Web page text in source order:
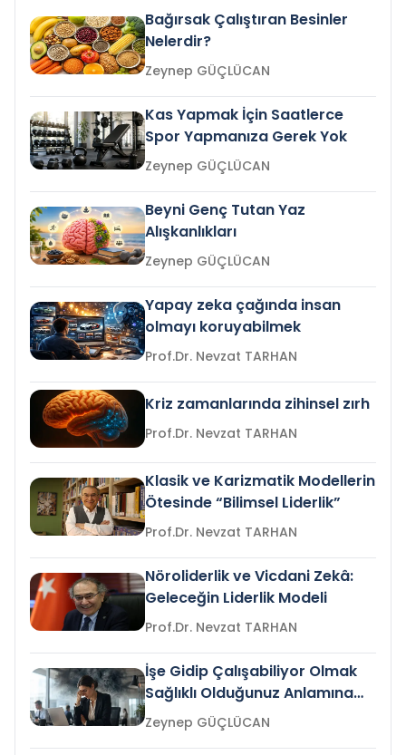
Bağırsak Çalıştıran Besinler
Nelerdir?
Zeynep GÜÇLÜCAN
Kas Yapmak İçin Saatlerce
Spor Yapmanıza Gerek Yok
Zeynep GÜÇLÜCAN
Beyni Genç Tutan Yaz
Alışkanlıkları
Zeynep GÜÇLÜCAN
Yapay zeka çağında insan
olmayı koruyabilmek
Prof.Dr. Nevzat TARHAN
Kriz zamanlarında zihinsel zırh
Prof.Dr. Nevzat TARHAN
Klasik ve Karizmatik Modellerin
Ötesinde “Bilimsel Liderlik”
Prof.Dr. Nevzat TARHAN
Nöroliderlik ve Vicdani Zekâ:
Geleceğin Liderlik Modeli
Prof.Dr. Nevzat TARHAN
İşe Gidip Çalışabiliyor Olmak
Sağlıklı Olduğunuz Anlamına
Gelir mi?Zeynep GÜÇLÜCAN